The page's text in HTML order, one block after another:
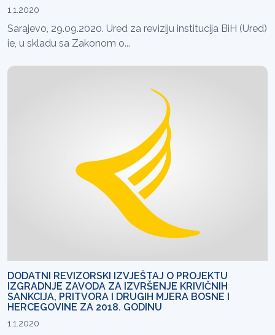
1.1.2020
Sarajevo, 29.09.2020. Ured za reviziju institucija BiH (Ured)
je, u skladu sa Zakonom o...
DODATNI REVIZORSKI IZVJEŠTAJ O PROJEKTU
IZGRADNJE ZAVODA ZA IZVRŠENJE KRIVIČNIH
SANKCIJA, PRITVORA I DRUGIH MJERA BOSNE I
HERCEGOVINE ZA 2018. GODINU
1.1.2020